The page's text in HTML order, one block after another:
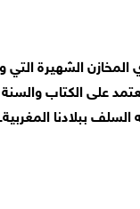
على الكتاب
ببلادنا